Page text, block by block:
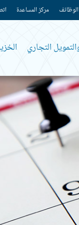
الوظائف مركز المساعدة
التجاري